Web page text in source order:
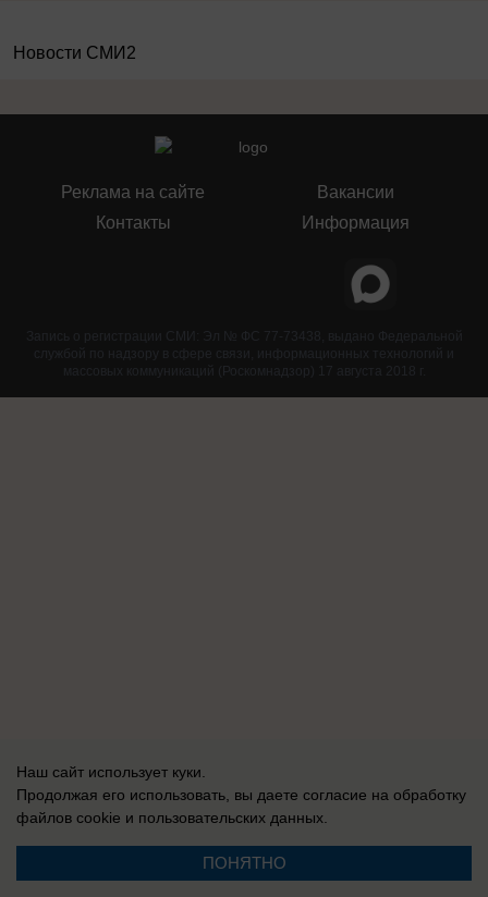
Новости СМИ2
Реклама на сайте
Контакты
Вакансии
Информация
Запись о регистрации СМИ: Эл № ФС 77-73438, выдано Федеральной
службой по надзору в сфере связи, информационных технологий и
массовых коммуникаций (Роскомнадзор) 17 августа 2018 г.
Наш сайт использует куки.
Продолжая его использовать, вы даете согласие на обработку
файлов cookie и пользовательских данных.
ПОНЯТНО